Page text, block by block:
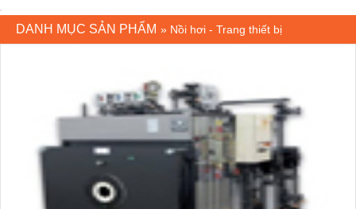
DANH MỤC SẢN PHẨM » Nồi hơi - Trang thiết bị